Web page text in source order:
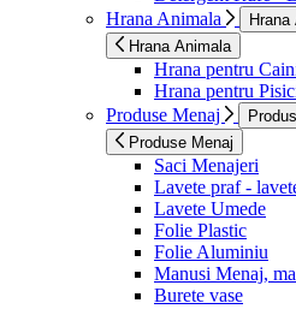
Hrana Animala
Hrana Animala
Hrana pentru
Hrana pentru
Produse Menaj
Produse Menaj
Saci Menajeri
Lavete praf -
Lavete Umede
Folie Plastic
Folie Aluminiu
Manusi Menaj,
Burete vase